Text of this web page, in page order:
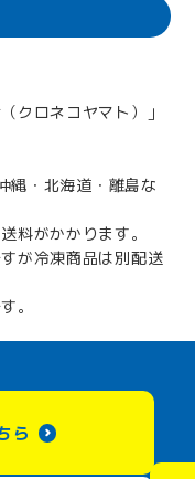
クロネコヤマト）」
縄・北海道・離島な
料がかかります。
が冷凍商品は別配送
。
ら